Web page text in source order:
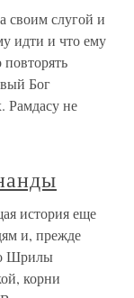
своим слугой и
идти и что ему
повторять
Бог
Рамдасу не
история еще
и, прежде
Шрилы
корни